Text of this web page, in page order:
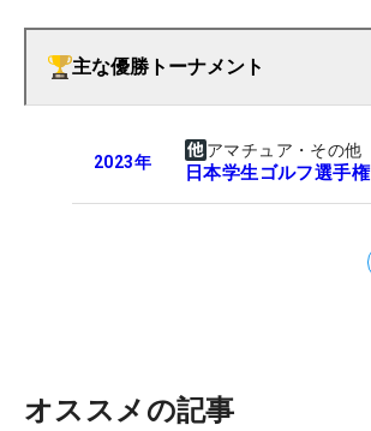
主な優勝トーナメント
2023年
アマチュア・その他
日本学生ゴルフ選手権
オススメの記事